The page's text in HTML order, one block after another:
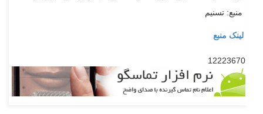
منبع: تسنیم
لینک منبع
12223670